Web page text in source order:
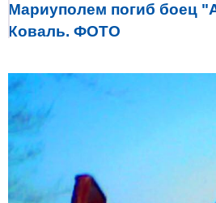
Мариуполем погиб боец
Коваль. ФОТО